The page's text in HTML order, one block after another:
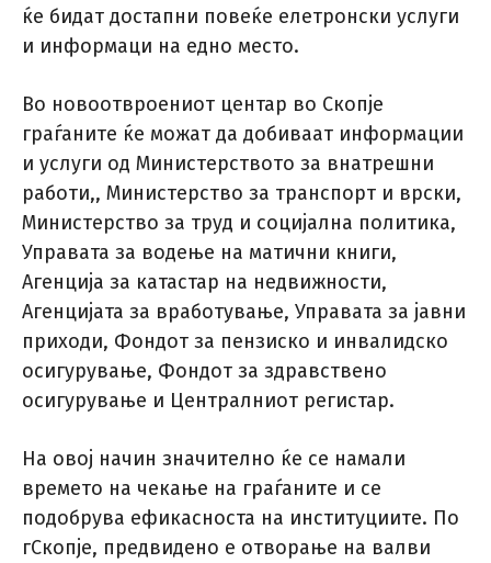
ќе бидат достапни повеќе елетронски услуги
и информаци на едно место.
Во новоотвроениот центар во Скопје
граѓаните ќе можат да добиваат информации
и услуги од Министерството за внатрешни
работи,, Министерство за транспорт и врски,
Министерство за труд и социјална политика,
Управата за водење на матични книги,
Агенција за катастар на недвижности,
Агенцијата за вработување, Управата за јавни
приходи, Фондот за пензиско и инвалидско
осигурување, Фондот за здравствено
осигурување и Централниот регистар.
На овој начин значително ќе се намали
времето на чекање на граѓаните и се
подобрува ефикасноста на институциите. По
гСкопје, предвидено е отворање на валви